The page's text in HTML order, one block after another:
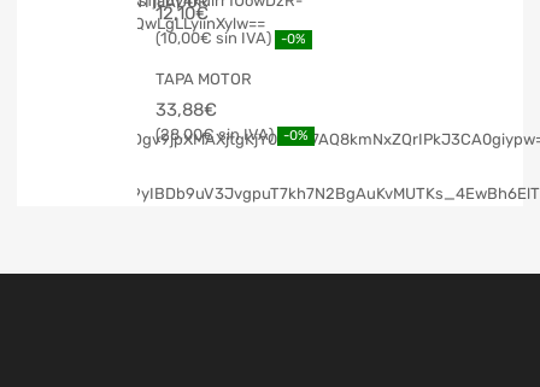
12,10€
10,00€ -0%
TAPA MOTOR
33,88€
28,00€ -0%